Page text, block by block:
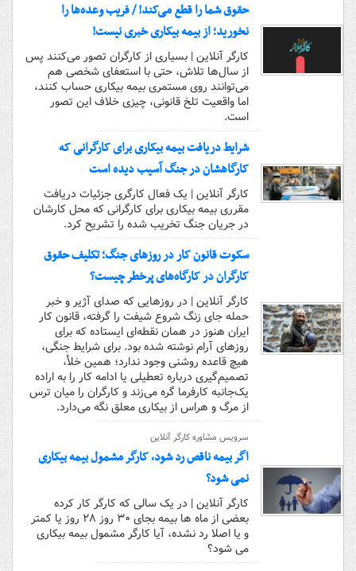
حقوق شما را قطع می‌کند! / فریب وعده‌ها را
نخورید؛ از بیمه بیکاری خبری نیست!
کارگر آنلاین | بسیاری از کارگران تصور می‌کنند پس
از سال‌ها تلاش، حتی با استعفای شخصی هم
می‌توانند روی مستمری بیمه بیکاری حساب کنند،
اما واقعیت تلخ قانونی، چیزی خلاف این تصور
است.
شرایط دریافت بیمه بیکاری برای کارگرانی که
کارگاهشان در جنگ آسیب دیده است
کارگر آنلاین | یک فعال کارگری جزئیات دریافت
مقرری بیمه بیکاری برای کارگرانی که محل کارشان
در جریان جنگ تخریب شده را تشریح کرد.
سکوت قانون کار در روزهای جنگ؛ تکلیف حقوق
کارگران در کارگاه‌های پرخطر چیست؟
کارگر آنلاین | در روزهایی که صدای آژیر و خبر
حمله جای زنگ شروع شیفت را گرفته، قانون کار
ایران هنوز در همان نقطه‌ای ایستاده که برای
روزهای آرام نوشته شده بود. برای شرایط جنگی،
هیچ قاعده روشنی وجود ندارد؛ همین خلأ،
تصمیم‌گیری درباره تعطیلی یا ادامه کار را به اراده
یک‌جانبه کارفرما گره می‌زند و کارگران را میان ترس
از مرگ و هراس از بیکاری معلق نگه می‌دارد.
سرویس مشاوره کارگر آنلاین
اگر بیمه ناقص رد شود، کارگر مشمول بیمه بیکاری
نمی شود؟
کارگر آنلاین | در یک سالی که کارگر کار کرده
بعضی از ماه ها بیمه بجای ۳۰ روز ۲۸ روز یا کمتر
و یا اصلا رد نشده، آیا کارگر مشمول بیمه بیکاری
می شود؟